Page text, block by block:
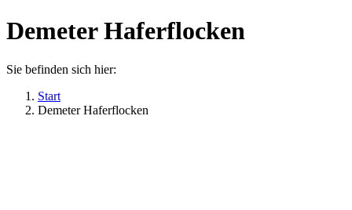
Demeter Haferflocken
Sie befinden sich hier:
Start
Demeter Haferflocken